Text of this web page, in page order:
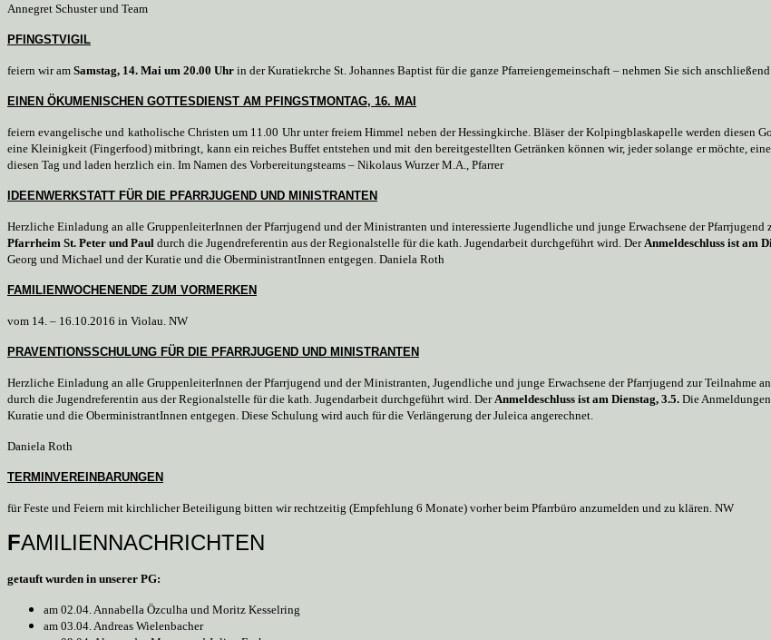
Annegret Schuster und Team
PFINGSTVIGIL
feiern wir am Samstag, 14. Mai um 20.00 Uhr in der Kuratiekrche St. Johannes Baptist für die ganze Pfarreiengemeinschaft – nehmen Sie sich
EINEN ÖKUMENISCHEN GOTTESDIENST AM PFINGSTMONTAG, 16. MAI
feiern evangelische und katholische Christen um 11.00 Uhr unter freiem Himmel neben der Hessingkirche. Bläser der Kolpingblaskapelle werden diesen
eine Kleinigkeit (Fingerfood) mitbringt, kann ein reiches Buffet entstehen und mit den bereitgestellten Getränken können wir, jeder solange er möchte,
diesen Tag und laden herzlich ein. Im Namen des Vorbereitungsteams – Nikolaus Wurzer M.A., Pfarrer
IDEENWERKSTATT FÜR DIE PFARRJUGEND UND MINISTRANTEN
Herzliche Einladung an alle GruppenleiterInnen der Pfarrjugend und der Ministranten und interessierte Jugendliche und junge Erwachsene der
Pfarrheim St. Peter und Paul durch die Jugendreferentin aus der Regionalstelle für die kath. Jugendarbeit durchgeführt wird. Der Anmeldeschluss ist am
Georg und Michael und der Kuratie und die OberministrantInnen entgegen. Daniela Roth
FAMILIENWOCHENENDE ZUM VORMERKEN
vom 14. – 16.10.2016 in Violau. NW
PRAVENTIONSSCHULUNG FÜR DIE PFARRJUGEND UND MINISTRANTEN
Herzliche Einladung an alle GruppenleiterInnen der Pfarrjugend und der Ministranten, Jugendliche und junge Erwachsene der Pfarrjugend zur Teilnahme
durch die Jugendreferentin aus der Regionalstelle für die kath. Jugendarbeit durchgeführt wird. Der Anmeldeschluss ist am Dienstag, 3.5. Die
Kuratie und die OberministrantInnen entgegen. Diese Schulung wird auch für die Verlängerung der Juleica angerechnet.
Daniela Roth
TERMINVEREINBARUNGEN
für Feste und Feiern mit kirchlicher Beteiligung bitten wir rechtzeitig (Empfehlung 6 Monate) vorher beim Pfarrbüro anzumelden und zu klären. NW
FAMILIENNACHRICHTEN
getauft wurden in unserer PG:
am 02.04. Annabella Özculha und Moritz Kesselring
am 03.04. Andreas Wielenbacher